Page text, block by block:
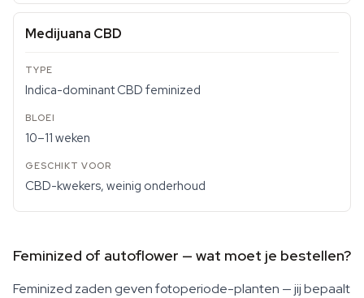
Medijuana CBD
Indica-dominant CBD feminized
10–11 weken
CBD-kwekers, weinig onderhoud
Feminized of autoflower — wat moet je bestellen?
Feminized zaden geven fotoperiode-planten — jij bepaalt